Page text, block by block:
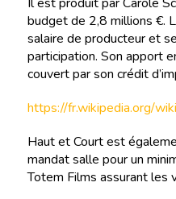
Il est produit par Carole
budget de 2,8 millions €.
salaire de producteur et
participation. Son apport
couvert par son crédit
https://fr.wikipedia.org/
Haut et Court est
mandat salle pour un
Totem Films assurant les